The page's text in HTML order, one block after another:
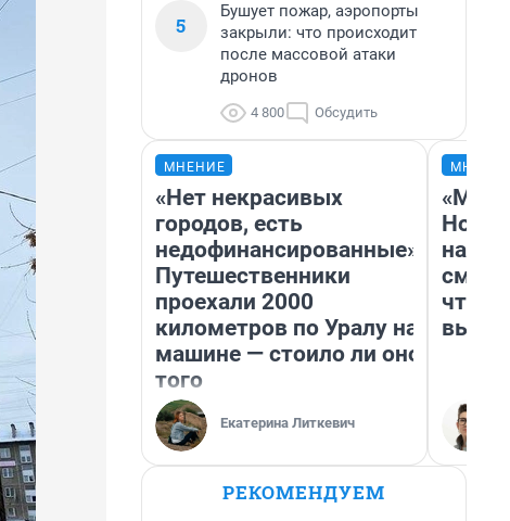
5
Бушует пожар, аэропорты
закрыли: что происходит
после массовой атаки
дронов
4 800 Обсудить
МНЕНИЕ
«Нет некрасивых
городов, есть
недофинансированные».
Путешественники
проехали 2000
километров по Уралу на
машине — стоило ли оно
того
Екатерина Литкевич
«Мы
РЕКОМЕНДУЕМ